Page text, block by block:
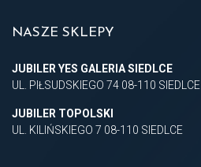
NASZE SKLEPY
JUBILER YES GALERIA SIEDLCE
UL. PIŁSUDSKIEGO 74 08-110 SIEDLCE
JUBILER TOPOLSKI
UL. KILIŃSKIEGO 7 08-110 SIEDLCE